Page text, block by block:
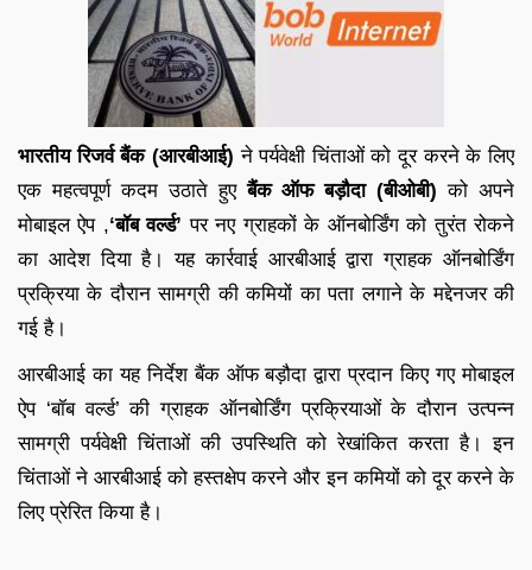
भारतीय रिजर्व बैंक (आरबीआई) ने पर्यवेक्षी चिंताओं को दूर करने के लिए
एक महत्वपूर्ण कदम उठाते हुएबैंक ऑफ बड़ौदा (बीओबी) को अपने
मोबाइल ऐप ,‘बॉब वर्ल्ड’ पर नए ग्राहकों के ऑनबोर्डिंग को तुरंत रोकने
का आदेश दिया है। यह कार्रवाई आरबीआई द्वारा ग्राहक ऑनबोर्डिंग
प्रक्रिया के दौरान सामग्री की कमियों का पता लगाने के मद्देनजर की
गई है।
आरबीआई का यह निर्देश बैंक ऑफ बड़ौदा द्वारा प्रदान किए गए मोबाइल
ऐप ‘बॉब वर्ल्ड’ की ग्राहक ऑनबोर्डिंग प्रक्रियाओं के दौरान उत्पन्न
सामग्री पर्यवेक्षी चिंताओं की उपस्थिति को रेखांकित करता है। इन
चिंताओं ने आरबीआई को हस्तक्षेप करने और इन कमियों को दूर करने के
लिए प्रेरित किया है।